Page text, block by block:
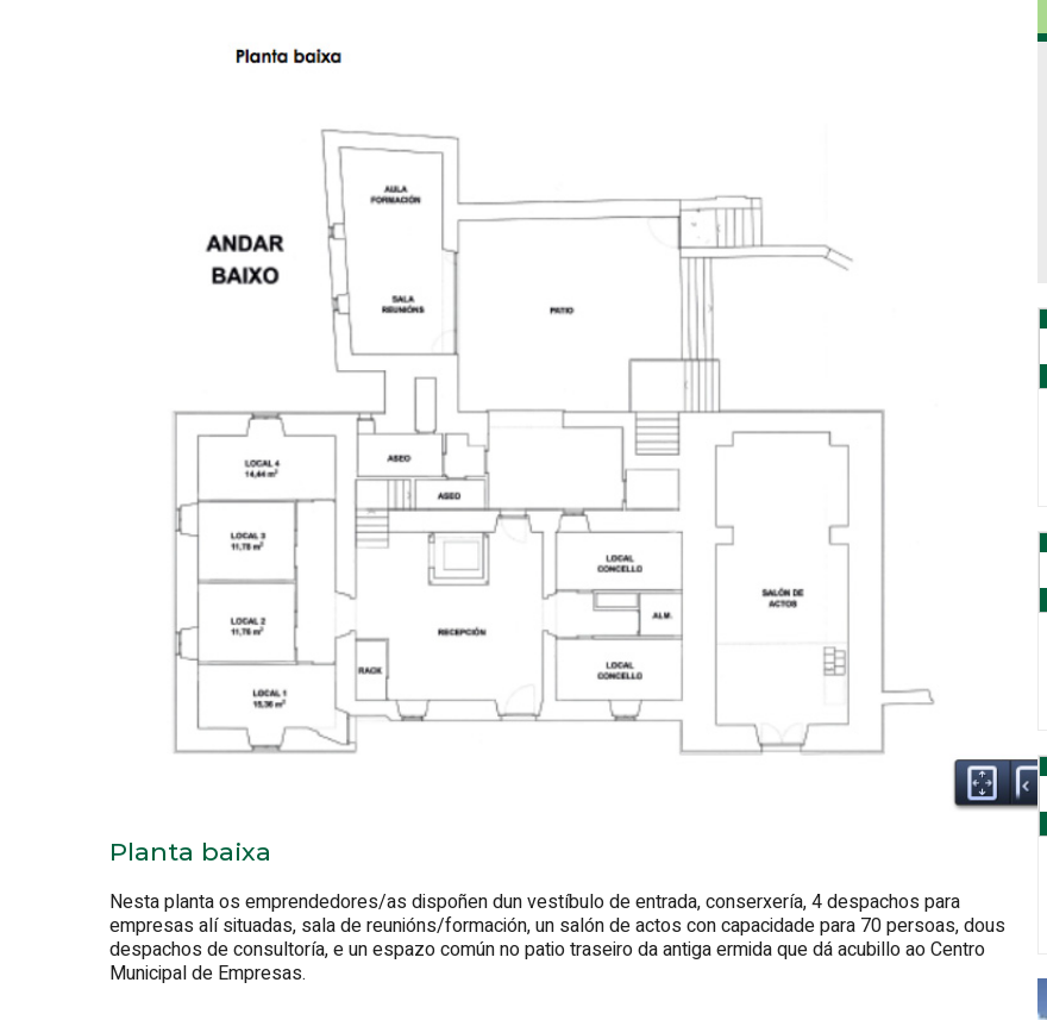
Planta baixa
Nesta planta os emprendedores/as dispoñen dun vestíbulo de entrada, conserxería, 4 despachos para
empresas alí situadas, sala de reunións/formación, un salón de actos con capacidade para 70 persoas, dous
despachos de consultoría, e un espazo común no patio traseiro da antiga ermida que dá acubillo ao Centro
Municipal de Empresas.